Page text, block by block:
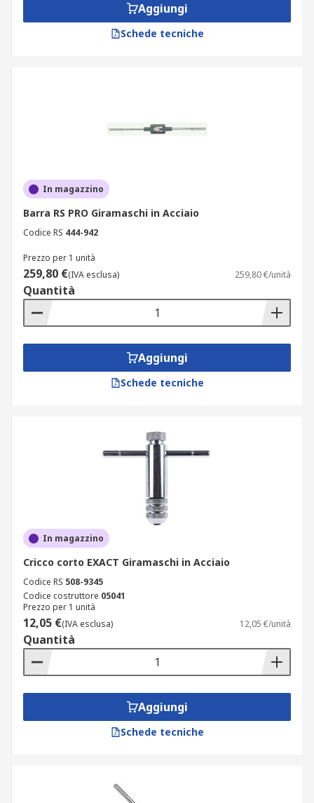
Aggiungi
Schede tecniche
In magazzino
Barra RS PRO Giramaschi in Acciaio
Codice RS 444-942
Prezzo per 1 unità
259,80 €(IVA esclusa) 259,80 €/unità
Quantità
Aggiungi
Schede tecniche
In magazzino
Cricco corto EXACT Giramaschi in Acciaio
Codice RS 508-9345
Codice costruttore 05041
Prezzo per 1 unità
12,05 €(IVA esclusa) 12,05 €/unità
Quantità
Aggiungi
Schede tecniche